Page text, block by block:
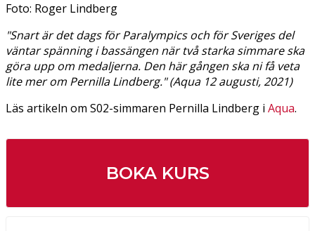
Foto: Roger Lindberg
"Snart är det dags för Paralympics och för Sveriges del
väntar spänning i bassängen när två starka simmare ska
göra upp om medaljerna. Den här gången ska ni få veta
lite mer om Pernilla Lindberg." (Aqua 12 augusti, 2021)
Läs artikeln om S02-simmaren Pernilla Lindberg i Aqua.
BOKA KURS